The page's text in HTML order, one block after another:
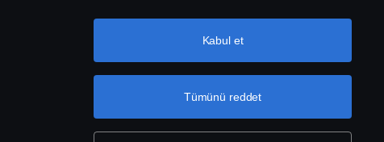
Tümünü reddet
Kabul et